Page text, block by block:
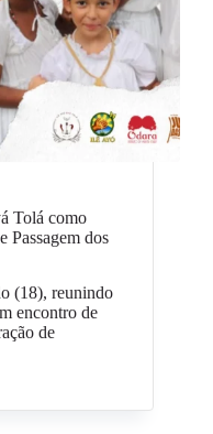
Tolá como
Passagem dos
(18), reunindo
encontro de
de